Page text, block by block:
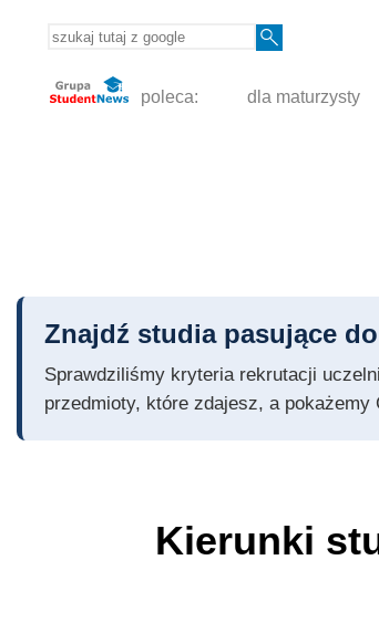
poleca: dla maturzysty
Znajdź studia pasujące
Sprawdziliśmy kryteria rekrutacji
przedmioty, które zdajesz, a
Kierunki